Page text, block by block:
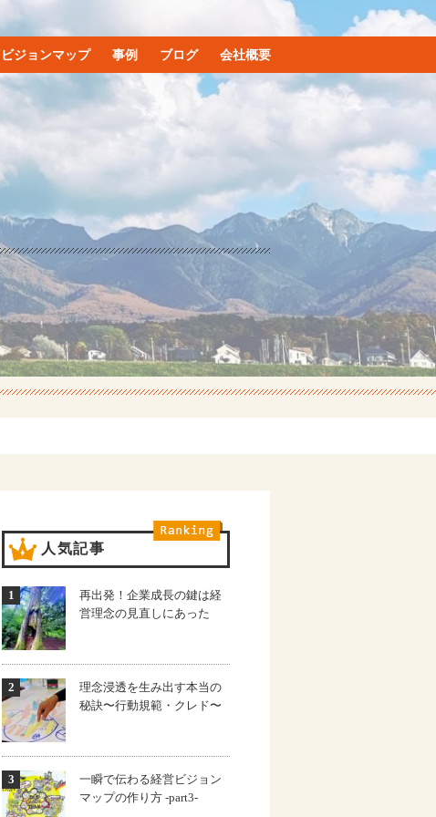
ビジョンマップ 事例 ブログ 会社概要
人気記事
再出発！企業成長の鍵は経
営理念の見直しにあった
理念浸透を生み出す本当の
秘訣〜行動規範・クレド〜
一瞬で伝わる経営ビジョン
マップの作り方 -part3-